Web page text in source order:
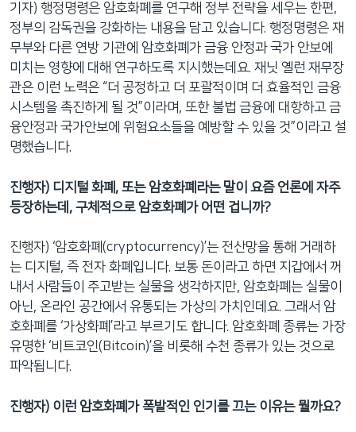
기자) 행정명령은 암호화폐를 연구해 정부 전략을 세우는 한편,
정부의 감독권을 강화하는 내용을 담고 있습니다. 행정명령은 재
무부와 다른 연방 기관에 암호화폐가 금융 안정과 국가 안보에
미치는 영향에 대해 연구하도록 지시했는데요. 재닛 옐런 재무장
관은 이런 노력은 “더 공정하고 더 포괄적이며 더 효율적인 금융
시스템을 촉진하게 될 것”이라며, 또한 불법 금융에 대항하고 금
융안정과 국가안보에 위험요소들을 예방할 수 있을 것”이라고 설
명했습니다.
진행자) 디지털 화폐, 또는 암호화폐라는 말이 요즘 언론에 자주
등장하는데, 구체적으로 암호화폐가 어떤 겁니까?
진행자) ‘암호화폐(cryptocurrency)’는 전산망을 통해 거래하
는 디지털, 즉 전자 화폐입니다. 보통 돈이라고 하면 지갑에서 꺼
내서 사람들이 주고받는 실물을 생각하지만, 암호화폐는 실물이
아닌, 온라인 공간에서 유통되는 가상의 가치인데요. 그래서 암
호화폐를 ‘가상화폐’라고 부르기도 합니다. 암호화폐 종류는 가장
유명한 ‘비트코인(Bitcoin)’을 비롯해 수천 종류가 있는 것으로
파악됩니다.
진행자) 이런 암호화폐가 폭발적인 인기를 끄는 이유는 뭘까요?